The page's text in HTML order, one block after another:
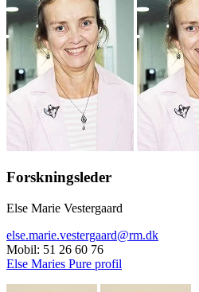
Forskningsleder
Else Marie Vestergaard
else.marie.vestergaard@rm.dk
Mobil: 51 26 60 76
Else Maries Pure profil